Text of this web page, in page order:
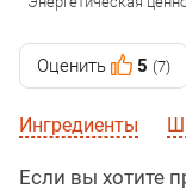
Оценить 5 (7)
Ингредиенты
Если вы хотите